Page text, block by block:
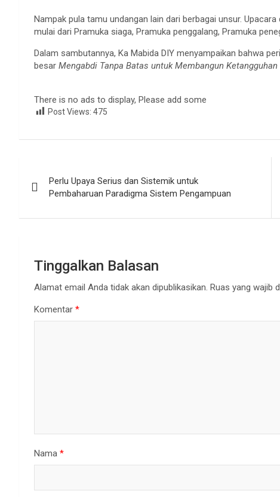
Nampak pula tamu undangan lain dari berbagai unsur.
mulai dari Pramuka siaga, Pramuka penggalang, Pramuka
Dalam sambutannya, Ka Mabida DIY menyampaikan bahwa
besar Mengabdi Tanpa Batas untuk Membangun Ketangguhan
There is no ads to display, Please add some
Post Views: 475
pos
Perlu Upaya Serius dan Sistemik untuk
Pembaharuan Paradigma Sistem Pengampuan
Tinggalkan Balasan
Alamat email Anda tidak akan dipublikasikan. Ruas yang wajib
Komentar *
Nama *